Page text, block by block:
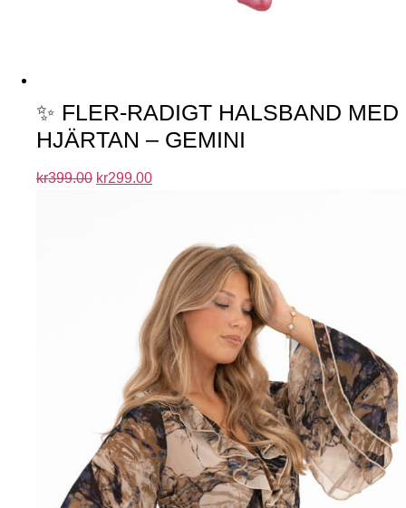
✨ FLER-RADIGT HALSBAND MED
HJÄRTAN – GEMINI
kr399.00 kr299.00